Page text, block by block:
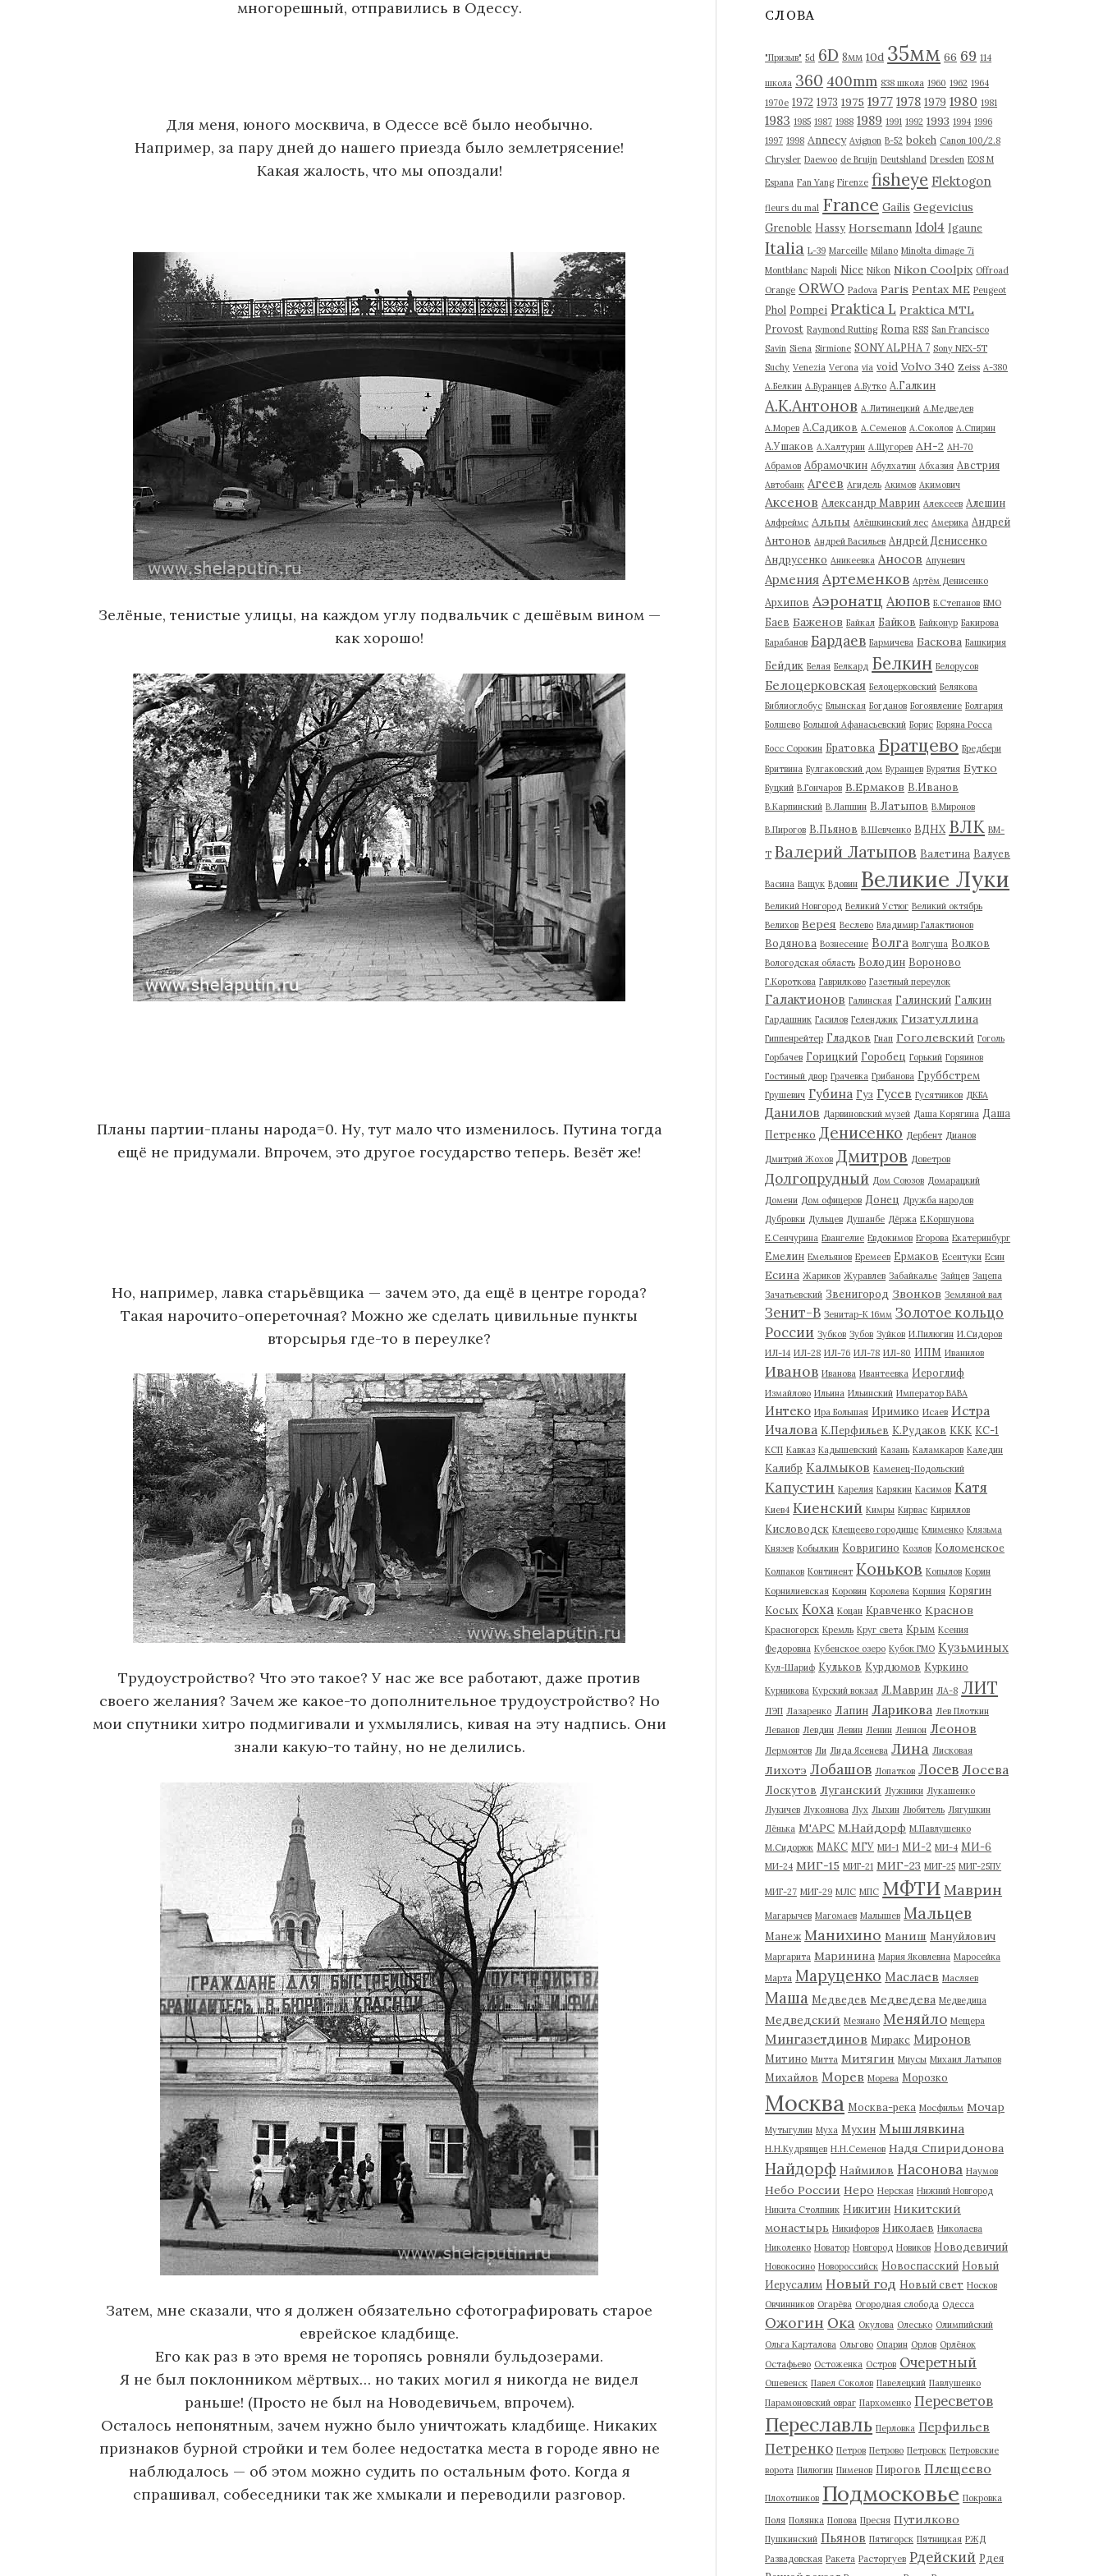
многорешный, отправились в Одессу.
Для меня, юного москвича, в Одессе всё было необычно.
Например, за пару дней до нашего приезда было землетрясение!
Какая жалость, что мы опоздали!
Зелёные, тенистые улицы, на каждом углу подвальчик с дешёвым вином —
как хорошо!
Планы партии-планы народа=0. Ну, тут мало что изменилось. Путина тогда
ещё не придумали. Впрочем, это другое государство теперь. Везёт же!
Но, например, лавка старьёвщика — зачем это, да ещё в центре города?
Такая нарочито-опереточная? Можно же сделать цивильные пункты
вторсырья где-то в переулке?
Трудоустройство? Что это такое? У нас же все работают, даже против
своего желания? Зачем же какое-то дополнительное трудоустройство? Но
мои спутники хитро подмигивали и ухмылялись, кивая на эту надпись. Они
знали какую-то тайну, но не делились.
Затем, мне сказали, что я должен обязательно сфотографировать старое
еврейское кладбище.
Его как раз в это время не торопясь ровняли бульдозерами.
Я не был поклонником мёртвых… но таких могил я никогда не видел
раньше! (Просто не был на Новодевичьем, впрочем).
Осталось непонятным, зачем нужно было уничтожать кладбище. Никаких
признаков бурной стройки и тем более недостатка места в городе явно не
наблюдалось — об этом можно судить по остальным фото. Когда я
спрашивал, собеседники так же хмыкали и переводили разговор.
в
СЛОВА
"Призыв" 5d 6D 8мм 10d 35мм 66 69 114
школа 360 400mm 838 школа 1960 1962 1964
1970е 1972 1973 1975 1977 1978 1979 1980 1981
1983 1985 1987 1988 1989 1991 1992 1993 1994 1996
1997 1998 Annecy Avignon B-52 bokeh Canon 100/2.8
Chrysler Daewoo de Bruijn Deutshland Dresden EOS M
Espana Fan Yang Firenze fisheye Flektogon
fleurs du mal France Gailis Gegevicius
Grenoble Hassy Horsemann Idol4 Igaune
Italia L-39 Marceille Milano Minolta dimage 7i
Montblanc Napoli Nice Nikon Nikon Coolpix Offroad
Orange ORWO Padova Paris Pentax ME Peugeot
Phol Pompei Praktica L Praktica MTL
Provost Raymond Rutting Roma RSS San Francisco
Savin Siena Sirmione SONY ALPHA 7 Sony NEX-5T
Suchy Venezia Verona via void Volvo 340 Zeiss А-380
А.Белкин А.Буранцев А.Бутко А.Галкин
А.К.Антонов А.Литинецкий А.Медведев
А.Морев А.Садиков А.Семенов А.Соколов А.Спирин
А.Ушаков А.Халтурин А.Щугорев АН-2 АН-70
Абрамов Абрамочкин Абулхатин Абхазия Австрия
Автобанк Агеев Агидель Акимов Акимович
Аксенов Александр Маврин Алексеев Алешин
Алфреймс Альпы Алёшкинский лес Америка Андрей
Антонов Андрей Васильев Андрей Денисенко
Андрусенко Аникеевка Аносов Апуневич
Армения Артеменков Артём Денисенко
Архипов Аэронатц Аюпов Б.Степанов БМО
Баев Баженов Байкал Байков Байконур Бакирова
Барабанов Бардаев Бармичева Баскова Башкирия
Бейдик Белая Белкард Белкин Белорусов
Белоцерковская Белоцерковский Белякова
Библиоглобус Блынская Богданов Богоявление Болгария
Болшево Большой Афанасьевский Борис Боряна Росса
Босс Сорокин Братовка Братцево Бредбери
Бритвина Булгаковский дом Буранцев Бурятия Бутко
Буцкий В.Гончаров В.Ермаков В.Иванов
В.Карпинский В.Лапшин В.Латыпов В.Миронов
В.Пирогов В.Пьянов В.Шевченко ВДНХ ВЛК ВМ-
Т Валерий Латыпов Валетина Валуев
Васина Ващук Вдовин Великие Луки
Великий Новгород Великий Устюг Великий октябрь
Велихов Верея Веслево Владимир Галактионов
Водянова Вознесение Волга Волгуша Волков
Вологодская область Володин Вороново
Г.Короткова Гаврилково Газетный переулок
Галактионов Галинская Галинский Галкин
Гардашник Гасилов Геленджик Гизатуллина
Гиппенрейтер Гладков Гнап Гоголевский Гоголь
Горбачев Горицкий Горобец Горький Горяинов
Гостиный двор Грачевка Грибанова Груббстрем
Грушевич Губина Гуз Гусев Гусятников ДКБА
Данилов Дарвиновский музей Даша Корягина Даша
Петренко Денисенко Дербент Дианов
Дмитрий Жохов Дмитров Доветров
Долгопрудный Дом Союзов Домарацкий
Домени Дом офицеров Донец Дружба народов
Дубровки Дульцев Душанбе Дёржа Е.Коршунова
Е.Сенчурина Евангелие Евдокимов Егорова Екатеринбург
Емелин Емельянов Еремеев Ермаков Есентуки Есин
Есина Жариков Журавлев Забайкалье Зайцев Зацепа
Зачатьевский Звенигород Звонков Земляной вал
Зенит-В Зенитар-К 16мм Золотое кольцо
России Зубков Зубов Зуйков И.Пилюгин И.Сидоров
ИЛ-14 ИЛ-28 ИЛ-76 ИЛ-78 ИЛ-80 ИПМ Иванилов
Иванов Иванова Ивантеевка Иероглиф
Измайлово Ильина Ильинский Император ВАВА
Интеко Ира Большая Иримико Исаев Истра
Ичалова К.Перфильев К.Рудаков ККК КС-1
КСП Кавказ Кадышевский Казань Каламкаров Каледин
Калибр Калмыков Каменец-Подольский
Капустин Карелия Карякин Касимов Катя
Киев4 Киенский Кимры Кирвас Кириллов
Кисловодск Клещеево городище Клименко Клязьма
Князев Кобылкин Ковригино Козлов Коломенское
Колпаков Континент Коньков Копылов Корин
Корнилиевская Коровин Королева Коршия Корягин
Косых Коха Коцан Кравченко Краснов
Красногорск Кремль Круг света Крым Ксения
Федоровна Кубенское озеро Кубок ГМО Кузьминых
Кул-Шариф Кульков Курдюмов Куркино
Курникова Курский вокзал Л.Маврин ЛА-8 ЛИТ
ЛЭП Лазаренко Лапин Ларикова Лев Плоткин
Леванов Левдин Левин Ленин Леннон Леонов
Лермонтов Ли Лида Ясенева Лина Лисковая
Лихотэ Лобашов Лопатков Лосев Лосева
Лоскутов Луганский Лужники Лукашенко
Лукичев Лукоянова Лух Лыхин Любитель Лягушкин
Лёнька М'АРС М.Найдорф М.Павлушенко
М.Сидорюк МАКС МГУ МИ-1 МИ-2 МИ-4 МИ-6
МИ-24 МИГ-15 МИГ-21 МИГ-23 МИГ-25 МИГ-25ПУ
МИГ-27 МИГ-29 МЛС МПС МФТИ Маврин
Магарычев Магомаев Малышев Мальцев
Манеж Манихино Маниш Мануйлович
Маргарита Маринина Мария Яковлевна Маросейка
Марта Маруценко Маслаев Масляев
Маша Медведев Медведева Медведица
Медведский Мезиано Меняйло Мещера
Мингазетдинов Миракс Миронов
Митино Митта Митягин Миусы Михаил Латыпов
Михайлов Морев Морева Морозко
Москва Москва-река Мосфильм Мочар
Мутыгулин Муха Мухин Мышлявкина
Н.Н.Кудрявцев Н.Н.Семенов Надя Спиридонова
Найдорф Наймилов Насонова Наумов
Небо России Неро Нерская Нижний Новгород
Никита Столпник Никитин Никитский
монастырь Никифоров Николаев Николаева
Николенко Новатор Новгород Новиков Новодевичий
Новокосино Новороссийск Новоспасский Новый
Иерусалим Новый год Новый свет Носков
Овчинников Огарёва Огородная слобода Одесса
Ожогин Ока Окулова Олесько Олимпийский
Ольга Карталова Ольгово Опарин Орлов Орлёнок
Остафьево Остоженка Остров Очеретный
Ошевенск Павел Соколов Павелецкий Павлушенко
Парамоновский овраг Пархоменко Пересветов
Переславль Перловка Перфильев
Петренко Петров Петрово Петровск Петровские
ворота Пилюгин Пименов Пирогов Плещеево
Плохотников Подмосковье Покровка
Поля Полянка Попова Пресня Путилково
Пушкинский Пьянов Пятигорск Пятницкая РЖД
Развадовская Ракета Расторгуев Рдейский Рдея